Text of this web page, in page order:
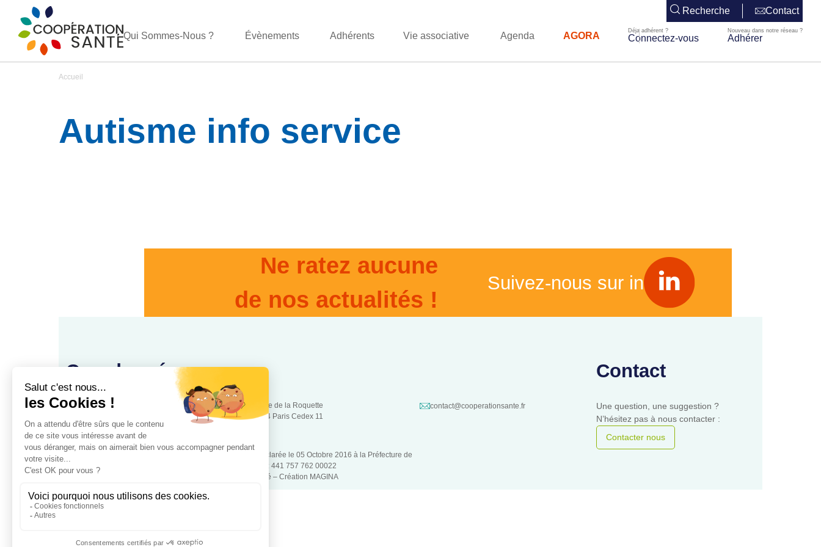
Recherche Contact
Qui Sommes-Nous ? Évènements Adhérents Vie associative Agenda AGORA Connectez-vous Adhérer
Accueil
Autisme info service
Ne ratez aucune
de nos actualités !
Suivez-nous sur in
Coordonnées
www.cooperationsante.fr
88, rue de la Roquette
75544 Paris Cedex 11
contact@cooperationsante.fr
Contact
Une question, une suggestion ?
N’hésitez pas à nous contacter :
Contacter nous
Association loi 1901 d’intérêt général, à but non lucratif – Déclarée le 05 Octobre 2016 à la Préfecture de
police de Paris – Numéro association: W343008890 – SIRET: 441 757 762 00022
– RGPD – Copyrigt 2024 Coopétation Santé – Création MAGINA